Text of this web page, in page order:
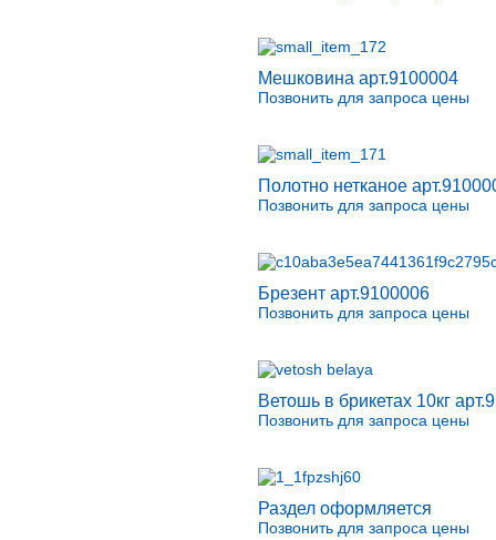
Мешковина арт.9100004
Позвонить для запроса цены
Полотно нетканое
Позвонить для запроса цены
Брезент арт.9100006
Позвонить для запроса цены
Ветошь в брикетах 10кг
Позвонить для запроса цены
Раздел оформляется
Позвонить для запроса цены